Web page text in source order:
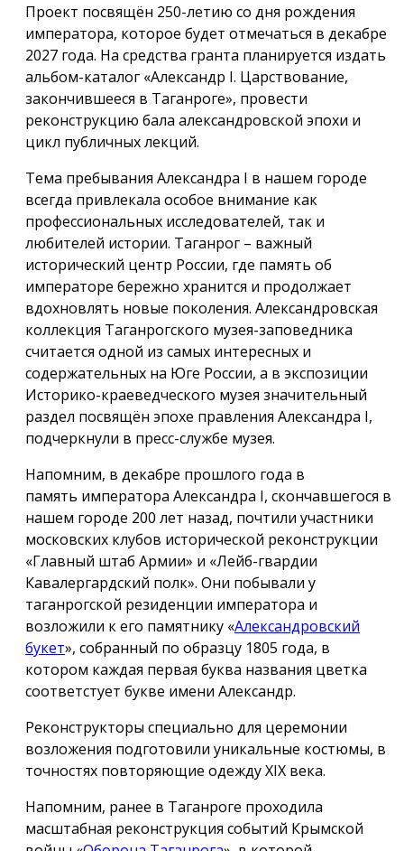
Проект посвящён 250-летию со дня рождения
императора, которое будет отмечаться в декабре
2027 года. На средства гранта планируется издать
альбом-каталог «Александр I. Царствование,
закончившееся в Таганроге», провести
реконструкцию бала александровской эпохи и
цикл публичных лекций.
Тема пребывания Александра I в нашем городе
всегда привлекала особое внимание как
профессиональных исследователей, так и
любителей истории. Таганрог – важный
исторический центр России, где память об
императоре бережно хранится и продолжает
вдохновлять новые поколения. Александровская
коллекция Таганрогского музея-заповедника
считается одной из самых интересных и
содержательных на Юге России, а в экспозиции
Историко-краеведческого музея значительный
раздел посвящён эпохе правления Александра I,
подчеркнули в пресс-службе музея.
Напомним, в декабре прошлого года в
память императора Александра I, скончавшегося в
нашем городе 200 лет назад, почтили участники
московских клубов исторической реконструкции
«Главный штаб Армии» и «Лейб-гвардии
Кавалергардский полк». Они побывали у
таганрогской резиденции императора и
возложили к его памятнику «Александровский
букет», собранный по образцу 1805 года, в
котором каждая первая буква названия цветка
соответстует букве имени Александр.
Реконструкторы специально для церемонии
возложения подготовили уникальные костюмы, в
точностях повторяющие одежду ХIX века.
Напомним, ранее в Таганроге проходила
масштабная реконструкция событий Крымской